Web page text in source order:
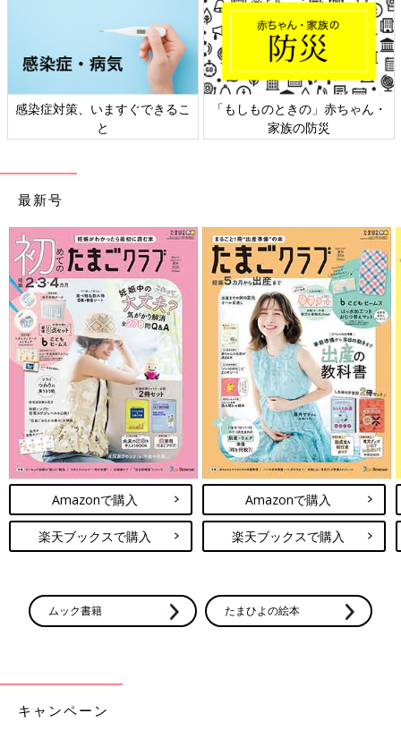
ぐできるこ
「もしものときの」赤ちゃん・
日本外来小児科学
最新号
Amazonで購入
楽天ブックスで購入
Amazonで購入
楽天ブックスで購入
ムック書籍 たまひよの絵本
キャンペーン